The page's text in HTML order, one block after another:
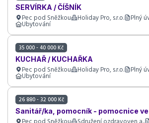
SERVÍRKA / ČÍŠNÍK
Pec pod Sněžkou Holiday Pro, s.r.o. Plný
Ubytování
35 000 - 40 000 Kč
KUCHAŘ / KUCHAŘKA
Pec pod Sněžkou Holiday Pro, s.r.o. Plný
Ubytování
26 880 - 32 000 Kč
Sanitář/ka, pomocník - pomocnice
Pec pod Sněžkou Sdružení ozdravoven a..